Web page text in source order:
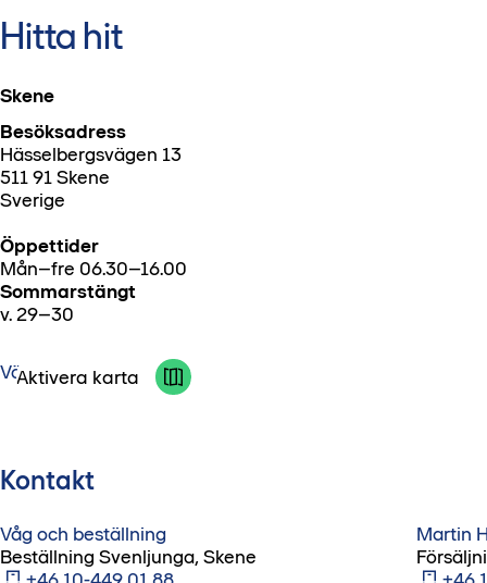
Hitta hit
Skene
Besöksadress
Hässelbergsvägen 13
511 91 Skene
Sverige
Öppettider
Mån–fre 06.30–16.00
Sommarstängt
v. 29–30
Vägbeskrivning
Aktivera karta
Kontakt
Våg och beställning
Beställning Svenljunga, Skene
Martin